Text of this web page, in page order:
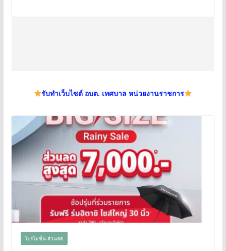
รับทำเว็บไซต์ อบต. เทศบาล หน่วยงานราชการ
โปรโมชั่น-ส่วนลด